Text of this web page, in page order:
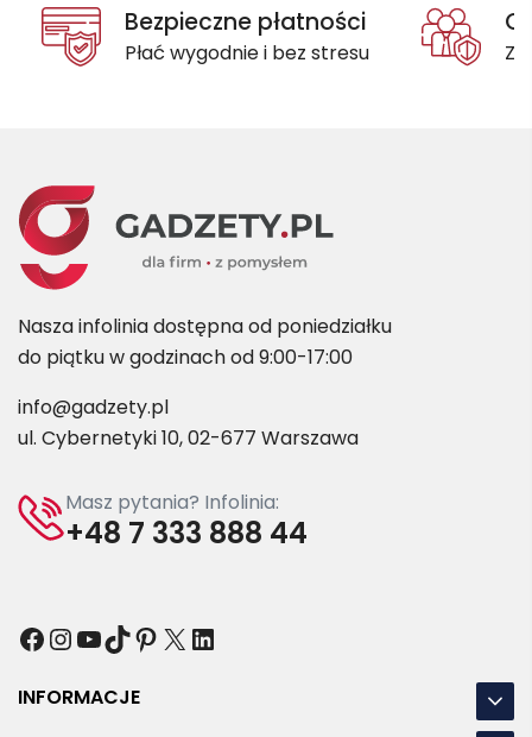
Bezpieczne płatności
Płać wygodnie i bez stresu
Nasza infolinia dostępna od poniedziałku
do piątku w godzinach od 9:00-17:00
info@gadzety.pl
ul. Cybernetyki 10, 02-677 Warszawa
Masz pytania? Infolinia:
+48 7 333 888 44
Facebook
Instagram
YouTube
TikTok
Pinterest
X LinkedIn
INFORMACJE